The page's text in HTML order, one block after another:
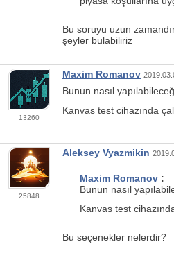
Bu soruyu uzun
şeyler bulabiliriz
13260
Maxim Romanov
Bunun nasıl
Kanvas test cihazında
25848
Aleksey Vyazmikin
Maxim Romanov :
Bunun nasıl
Kanvas test
Bu seçenekler nelerdir?